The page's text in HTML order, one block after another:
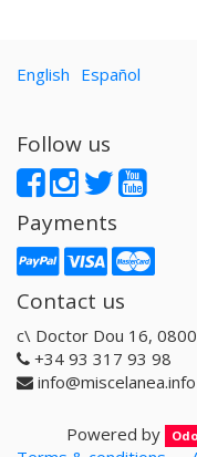
English Español
Follow us
Payments
Contact us
c\ Doctor Dou 16,
+34 93 317 93 98
info@miscelanea.info
Powered by